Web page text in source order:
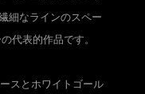
細なラインのスペー
代表的作品です。
スとホワイトゴール